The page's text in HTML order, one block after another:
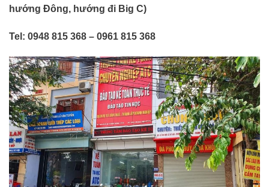
hướng Đông, hướng đi Big C)
Tel: 0948 815 368 – 0961 815 368